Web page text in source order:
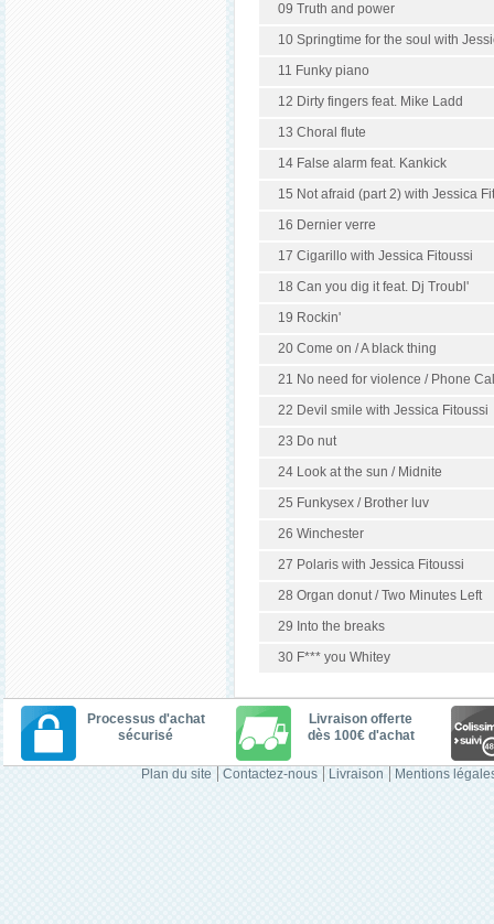
09 Truth and power
10 Springtime for the soul with
11 Funky piano
12 Dirty fingers feat. Mike Ladd
13 Choral flute
14 False alarm feat. Kankick
15 Not afraid (part 2) with Jessica
16 Dernier verre
17 Cigarillo with Jessica Fitoussi
18 Can you dig it feat. Dj Troubl'
19 Rockin'
20 Come on / A black thing
21 No need for violence / Phone
22 Devil smile with Jessica Fitoussi
23 Do nut
24 Look at the sun / Midnite
25 Funkysex / Brother luv
26 Winchester
27 Polaris with Jessica Fitoussi
28 Organ donut / Two Minutes Left
29 Into the breaks
30 F*** you Whitey
Processus d'achat
sécurisé
Livraison offerte
dès 100€ d'achat
Plan du site Contactez-nous Livraison Mentions